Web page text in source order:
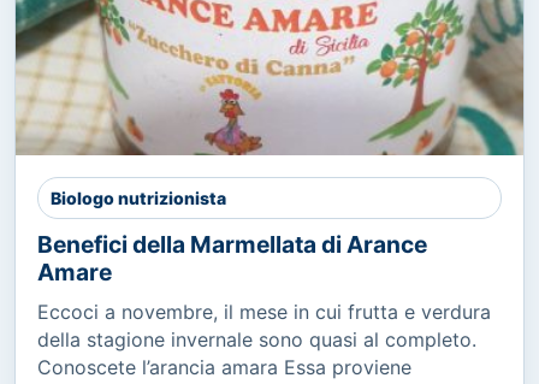
Biologo nutrizionista
Benefici della Marmellata di Arance
Amare
Eccoci a novembre, il mese in cui frutta e verdura
della stagione invernale sono quasi al completo.
Conoscete l’arancia amara Essa proviene